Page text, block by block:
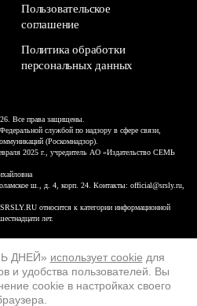
ДНЕЙ» использует cookie для
и удобства пользователей. Вы
cookie в настройках своего
Пользовательское
соглашение
Политика обработки
персональных данных
Все права защищены.
службой по надзору в сфере связи,
(Роскомнадзор).
2025 г., учредитель АО «Издательство СЕМЬ
ш., д. 4, корп. 24. Контакты: official@srsly.ru,
относится к категории информационной
лет.